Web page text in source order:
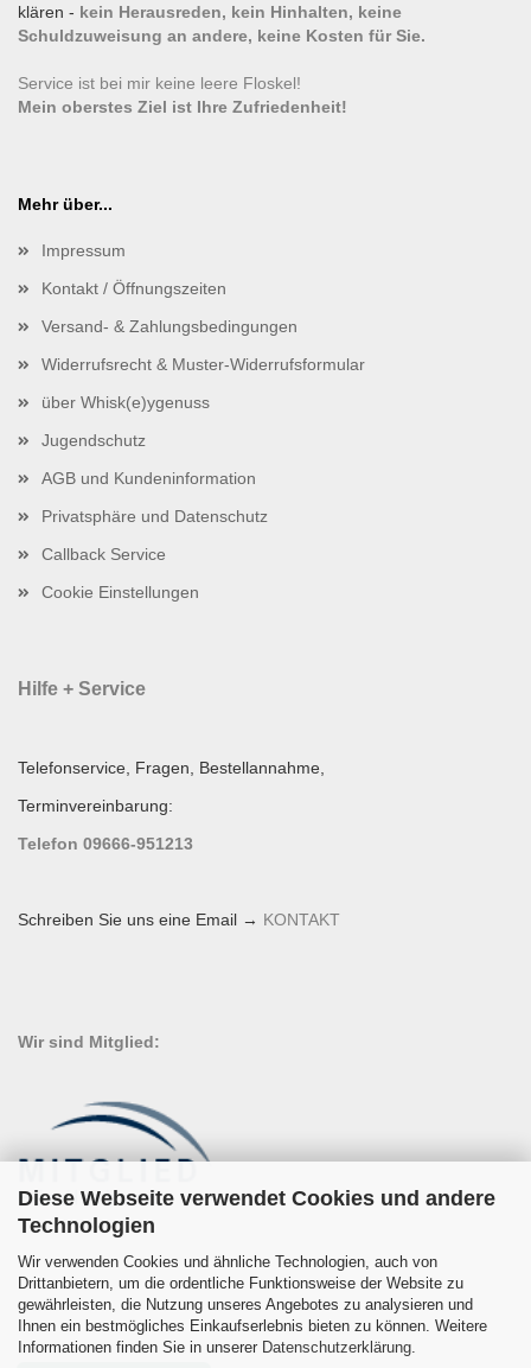
Diese Webseite verwendet Cookies und andere
Technologien
Wir verwenden Cookies und ähnliche Technologien, auch von
Drittanbietern, um die ordentliche Funktionsweise der Website zu
gewährleisten, die Nutzung unseres Angebotes zu analysieren und
Ihnen ein bestmögliches Einkaufserlebnis bieten zu können. Weitere
Informationen finden Sie in unserer Datenschutzerklärung.
klären - kein Herausreden, kein Hinhalten, keine
Schuldzuweisung an andere, keine Kosten für Sie.
Service ist bei mir keine leere Floskel!
Mein oberstes Ziel ist Ihre Zufriedenheit!
Mehr über...
Impressum
Kontakt / Öffnungszeiten
Versand- & Zahlungsbedingungen
Widerrufsrecht & Muster-Widerrufsformular
über Whisk(e)ygenuss
Jugendschutz
AGB und Kundeninformation
Privatsphäre und Datenschutz
Callback Service
Cookie Einstellungen
Hilfe + Service
Telefonservice, Fragen, Bestellannahme,
Terminvereinbarung:
Telefon 09666-951213
Schreiben Sie uns eine Email → KONTAKT
Wir sind Mitglied: